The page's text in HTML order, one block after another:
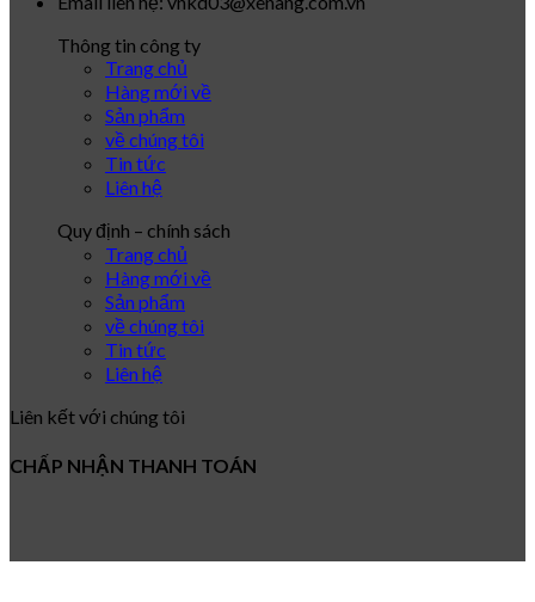
Thông tin công ty
Trang chủ
Hàng mới về
Sản phẩm
về chúng tôi
Tin tức
Liên hệ
Quy định – chính sách
Trang chủ
Hàng mới về
Sản phẩm
về chúng tôi
Tin tức
Liên hệ
Liên kết với chúng tôi
CHẤP NHẬN THANH TOÁN